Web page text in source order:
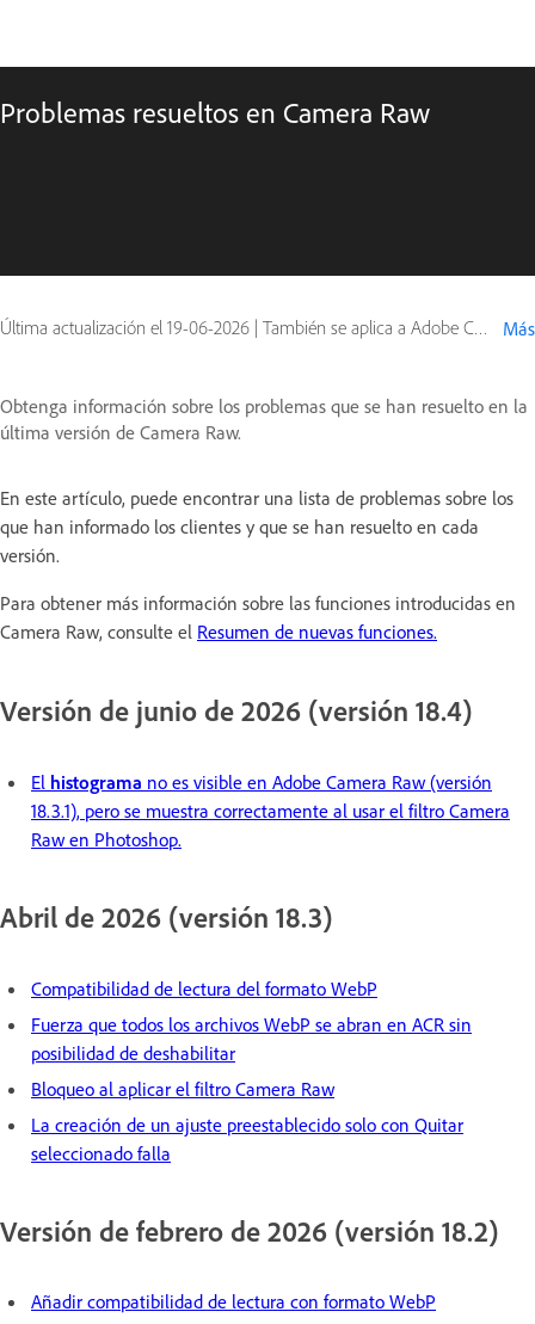
Problemas resueltos en Camera Raw
Última actualización el 19-06-2026 | También se aplica a Adobe Camera Raw Más
Obtenga información sobre los problemas que se han resuelto en la
última versión de Camera Raw.
En este artículo, puede encontrar una lista de problemas sobre los
que han informado los clientes y que se han resuelto en cada
versión.
Para obtener más información sobre las funciones introducidas en
Camera Raw, consulte el Resumen de nuevas funciones.
Versión de junio de 2026 (versión 18.4)
El histograma no es visible en Adobe Camera Raw (versión
18.3.1), pero se muestra correctamente al usar el filtro Camera
Raw en Photoshop.
Abril de 2026 (versión 18.3)
Compatibilidad de lectura del formato WebP
Fuerza que todos los archivos WebP se abran en ACR sin
posibilidad de deshabilitar
Bloqueo al aplicar el filtro Camera Raw
La creación de un ajuste preestablecido solo con Quitar
seleccionado falla
Versión de febrero de 2026 (versión 18.2)
Añadir compatibilidad de lectura con formato WebP